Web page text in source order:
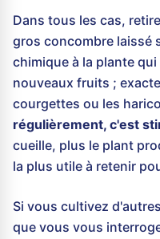
Dans tous les cas,
gros concombre laissé
chimique à la plante
nouveaux fruits ;
courgettes ou les
régulièrement, c'est
cueille, plus le plant
la plus utile à retenir
Si vous cultivez
que vous vous